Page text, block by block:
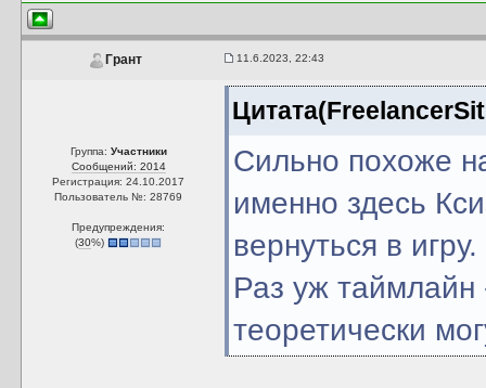
Грант 11.6.2023, 22:43
Группа: Участники
Сообщений: 2014
Регистрация: 24.10.2017
Пользователь №: 28769
Предупреждения:
(30%)
Сильно похоже
именно здесь
вернуться в игру.
Раз уж
теоретически